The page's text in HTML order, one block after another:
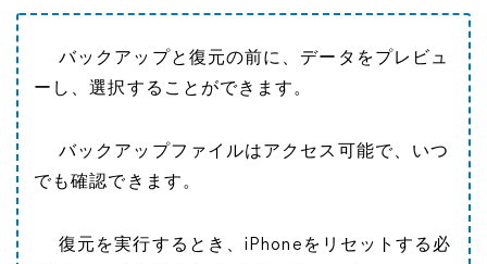
バックアップと復元の前に、データをプレビュ
ーし、選択することができます。
バックアップファイルはアクセス可能で、いつ
でも確認できます。
復元を実行するとき、iPhoneをリセットする必